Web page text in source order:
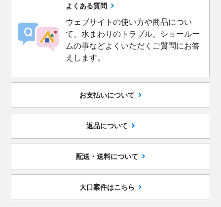
よくある質問
ウェブサイトの使い方や商品につい
て、水まわりのトラブル、ショールー
ムの事などよくいただくご質問にお答
えします。
お支払いについて
返品について
配送・送料について
大口案件はこちら